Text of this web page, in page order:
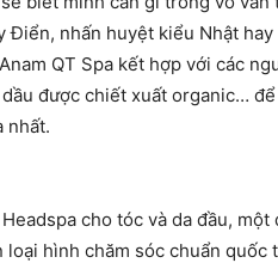
nhấn huyệt kiểu Nhật
QT Spa kết hợp với các
được chiết xuất organic…
nhất.
cho tóc và da đầu,
hình chăm sóc chuẩn quốc